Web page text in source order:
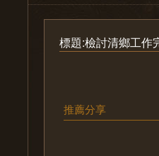
標題:檢討清鄉工作
推薦分享